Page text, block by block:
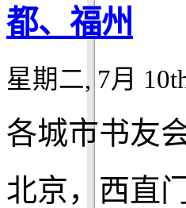
都、福州
星期二, 7月
各城市书友
北京，西直